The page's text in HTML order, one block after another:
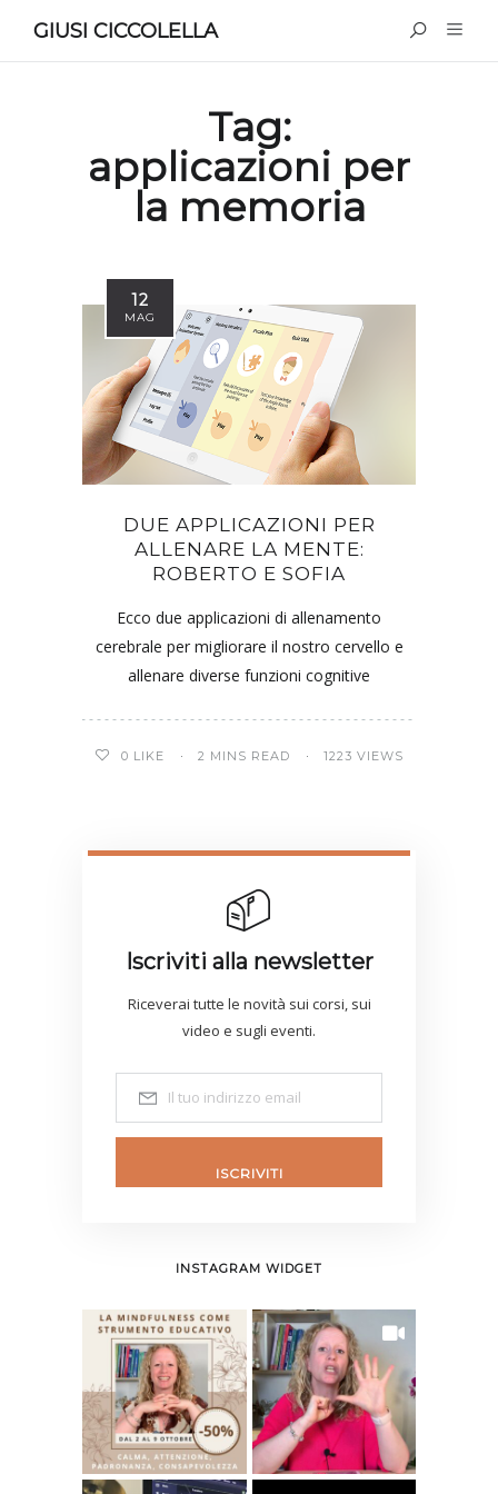
GIUSI CICCOLELLA
Tag:
applicazioni per
la memoria
12
MAG
DUE APPLICAZIONI PER
ALLENARE LA MENTE:
ROBERTO E SOFIA
Ecco due applicazioni di allenamento
cerebrale per migliorare il nostro cervello e
allenare diverse funzioni cognitive
0 LIKE 2 MINS READ 1223 VIEWS
Iscriviti alla newsletter
Riceverai tutte le novità sui corsi, sui
video e sugli eventi.
ISCRIVITI
INSTAGRAM WIDGET